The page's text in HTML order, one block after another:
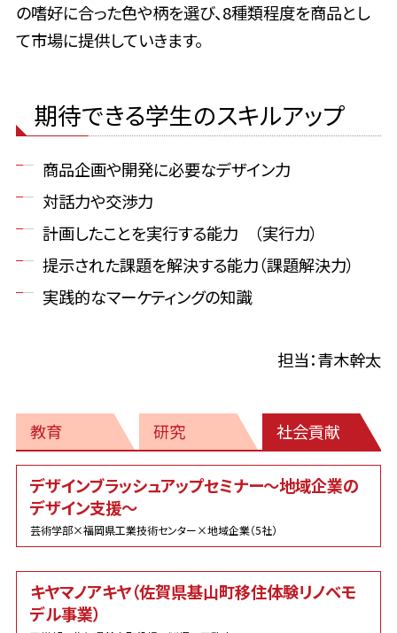
の嗜好に合った色や柄を選び、8種類程度を商品とし
て市場に提供していきます。
期待できる学生のスキルアップ
商品企画や開発に必要なデザイン力
対話力や交渉力
計画したことを実行する能力 （実行力）
提示された課題を解決する能力（課題解決力）
実践的なマーケティングの知識
担当：青木幹太
教育 研究 社会貢献
デザインブラッシュアップセミナー～地域企業の
デザイン支援～
芸術学部×福岡県工業技術センター×地域企業（5社）
キヤマノアキヤ（佐賀県基山町移住体験リノベモ
デル事業）